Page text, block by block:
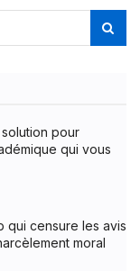
solution pour
qui vous
qui censure les avis
moral